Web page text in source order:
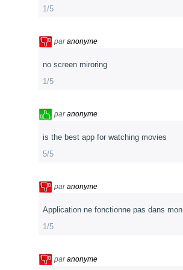
1/5
paranonyme
no screen miroring
1/5
paranonyme
is the best app for watching movies
5/5
paranonyme
Application ne fonctionne pas dans
1/5
paranonyme